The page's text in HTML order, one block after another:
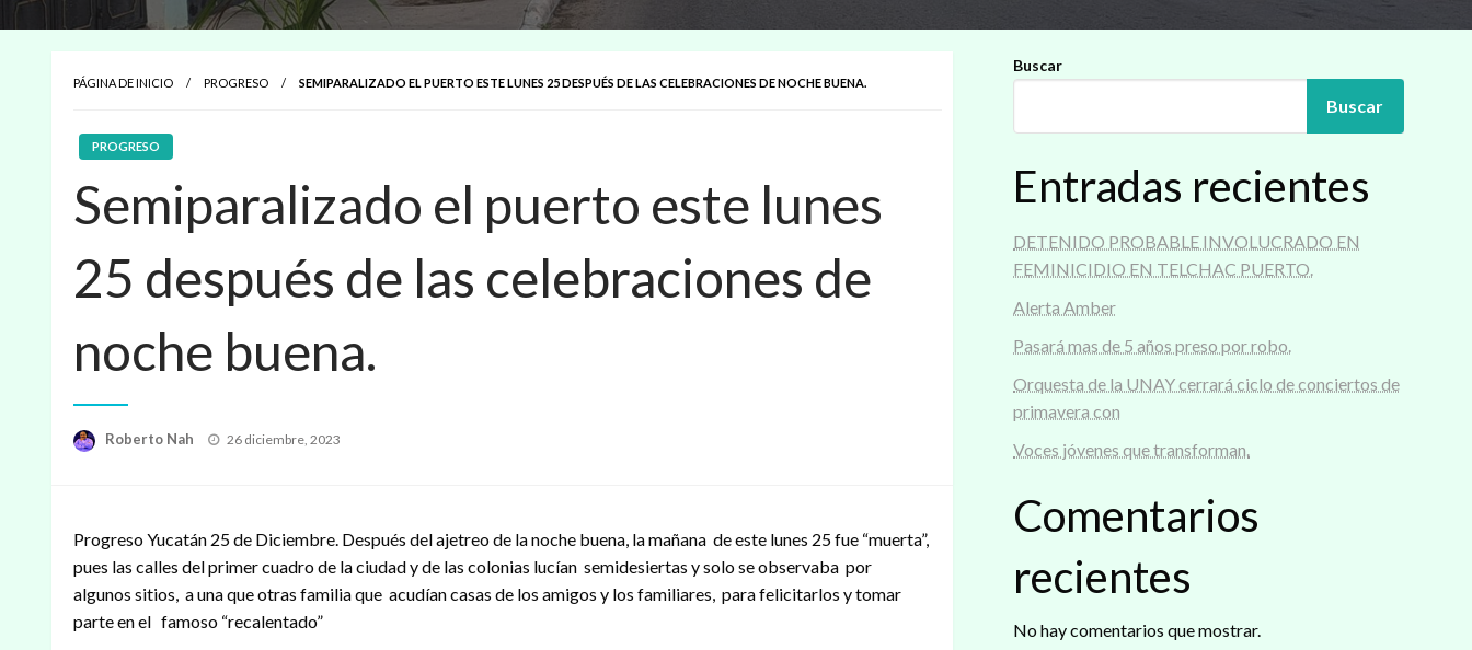
PÁGINA DE INICIO PROGRESO SEMIPARALIZADO EL PUERTO ESTE LUNES 25 DESPUÉS DE LAS CELEBRACIONES DE NOCHE BUENA.
PROGRESO
Semiparalizado el puerto este lunes
25 después de las celebraciones de
noche buena.
Roberto Nah
Publicado
26 diciembre, 2023
Progreso Yucatán 25 de Diciembre. Después del ajetreo de la noche buena, la mañana de este lunes 25 fue “muerta”,
pues las calles del primer cuadro de la ciudad y de las colonias lucían semidesiertas y solo se observaba por
algunos sitios, a una que otras familia que acudían casas de los amigos y los familiares, para felicitarlos y tomar
parte en el famoso “recalentado”
Buscar
Buscar
Entradas recientes
DETENIDO PROBABLE INVOLUCRADO EN
FEMINICIDIO EN TELCHAC PUERTO.
Alerta Amber
Pasará mas de 5 años preso por robo.
Orquesta de la UNAY cerrará ciclo de conciertos de
primavera con
Voces jóvenes que transforman.
Comentarios
recientes
No hay comentarios que mostrar.